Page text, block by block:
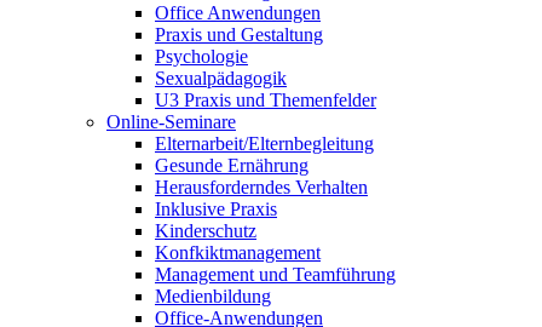
Office Anwendungen
Praxis und Gestaltung
Psychologie
Sexualpädagogik
U3 Praxis und Themenfelder
Online-Seminare
Elternarbeit/Elternbegleitung
Gesunde Ernährung
Herausforderndes Verhalten
Inklusive Praxis
Kinderschutz
Konfkiktmanagement
Management und Teamführung
Medienbildung
Office-Anwendungen